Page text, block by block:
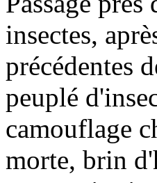
insectes,
précédentes
peuplé
camouflage
morte, brin